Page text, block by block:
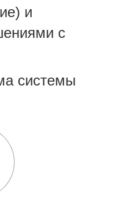
и
с
системы